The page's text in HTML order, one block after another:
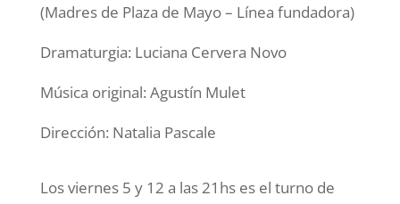
(Madres de Plaza de Mayo – Línea fundadora)
Dramaturgia: Luciana Cervera Novo
Música original: Agustín Mulet
Dirección: Natalia Pascale
Los viernes 5 y 12 a las 21hs es el turno de